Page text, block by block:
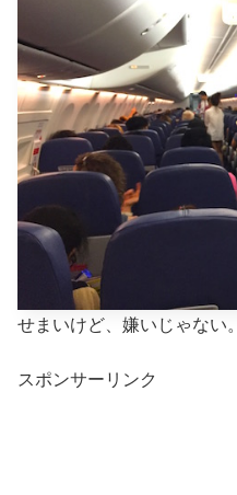
せまいけど、嫌いじゃない。
スポンサーリンク